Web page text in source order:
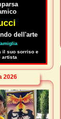
dell'arte
il suo sorriso e
artista
2026